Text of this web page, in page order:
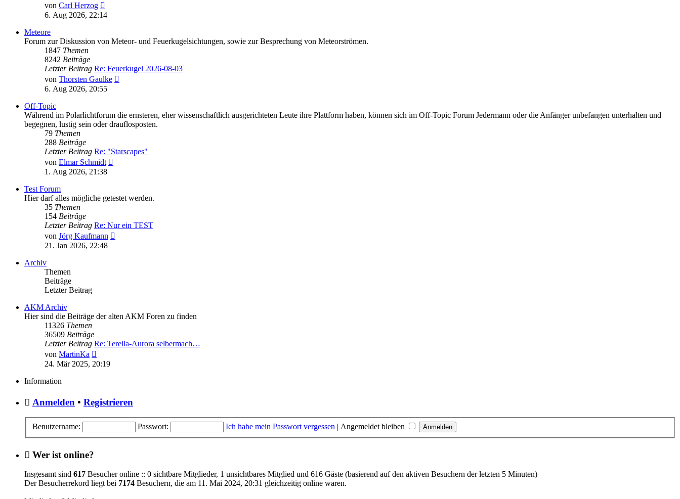
von Carl Herzog
Beitrag
6. Aug 2026, 22:14
Meteore
Forum zur Diskussion von Meteor- und Feuerkugelsichtungen, sowie zur Besprechung von Meteorströmen.
1847 Themen
8242 Beiträge
Letzter Beitrag Re: Feuerkugel 2026-08-03
von Thorsten Gaulke
6. Aug 2026, 20:55
Off-Topic
Während im Polarlichtforum die ernsteren, eher wissenschaftlich ausgerichteten Leute ihre Plattform haben, können sich im Off-Topic Forum Jedermann oder die Anfänger unbefangen unterhalten und
begegnen, lustig sein oder drauflosposten.
79 Themen
288 Beiträge
Letzter Beitrag Re: "Starscapes"
von Elmar Schmidt
1. Aug 2026, 21:38
Test Forum
Hier darf alles mögliche getestet werden.
35 Themen
154 Beiträge
Letzter Beitrag Re: Nur ein TEST
von Jörg Kaufmann
21. Jan 2026, 22:48
Archiv
Themen
Beiträge
Letzter Beitrag
AKM Archiv
Hier sind die Beiträge der alten AKM Foren zu finden
11326 Themen
36509 Beiträge
Letzter Beitrag Re: Terella-Aurora selbermach…
von MartinKa
Beitrag
24. Mär 2025, 20:19
Information
Anmelden • Registrieren
Benutzername: Passwort: Ich habe mein Passwort vergessen | Angemeldet bleiben
Wer ist online?
Insgesamt sind 617 Besucher online :: 0 sichtbare Mitglieder, 1 unsichtbares Mitglied und 616 Gäste (basierend auf den aktiven Besuchern der letzten 5 Minuten)
Der Besucherrekord liegt bei 7174 Besuchern, die am 11. Mai 2024, 20:31 gleichzeitig online waren.